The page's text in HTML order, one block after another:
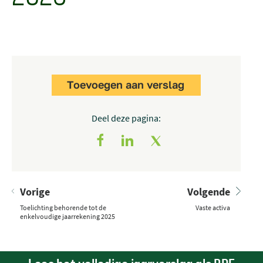
Toevoegen aan verslag
Deel deze pagina:
Volgende
Vaste activa
Vorige
Toelichting behorende tot de
enkelvoudige jaarrekening 2025